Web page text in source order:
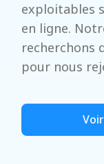
exploitables
en ligne.
recherchons
pour nous